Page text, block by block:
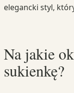
elegancki styl,
Na jakie
sukienkę?